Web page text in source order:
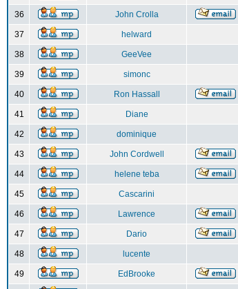
36 John Crolla
37 helward
38 GeeVee
39 simonc
40 Ron Hassall
41 Diane
42 dominique
43 John Cordwell
44 helene teba
45 Cascarini
46 Lawrence
47 Dario
48 lucente
49 EdBrooke